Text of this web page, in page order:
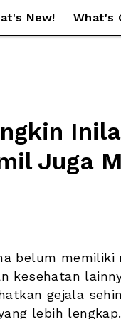
New! What's
Juga
belum memiliki
kesehatan
gejala
lebih